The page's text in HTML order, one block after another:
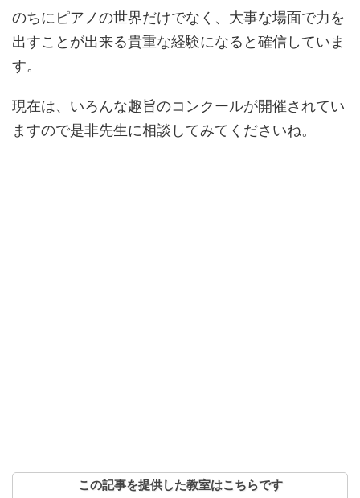
のちにピアノの世界だけでなく、大事な場面で力を
出すことが出来る貴重な経験になると確信していま
す。
現在は、いろんな趣旨のコンクールが開催されてい
ますので是非先生に相談してみてくださいね。
この記事を提供した教室はこちらです